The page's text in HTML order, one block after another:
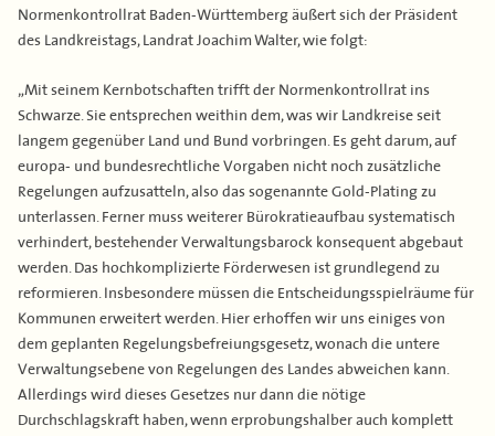
Normenkontrollrat Baden-Württemberg äußert sich der Präsident
des Landkreistags, Landrat Joachim Walter, wie folgt:
„Mit seinem Kernbotschaften trifft der Normenkontrollrat ins
Schwarze. Sie entsprechen weithin dem, was wir Landkreise seit
langem gegenüber Land und Bund vorbringen. Es geht darum, auf
europa- und bundesrechtliche Vorgaben nicht noch zusätzliche
Regelungen aufzusatteln, also das sogenannte Gold-Plating zu
unterlassen. Ferner muss weiterer Bürokratieaufbau systematisch
verhindert, bestehender Verwaltungsbarock konsequent abgebaut
werden. Das hochkomplizierte Förderwesen ist grundlegend zu
reformieren. Insbesondere müssen die Entscheidungsspielräume für
Kommunen erweitert werden. Hier erhoffen wir uns einiges von
dem geplanten Regelungsbefreiungsgesetz, wonach die untere
Verwaltungsebene von Regelungen des Landes abweichen kann.
Allerdings wird dieses Gesetzes nur dann die nötige
Durchschlagskraft haben, wenn erprobungshalber auch komplett